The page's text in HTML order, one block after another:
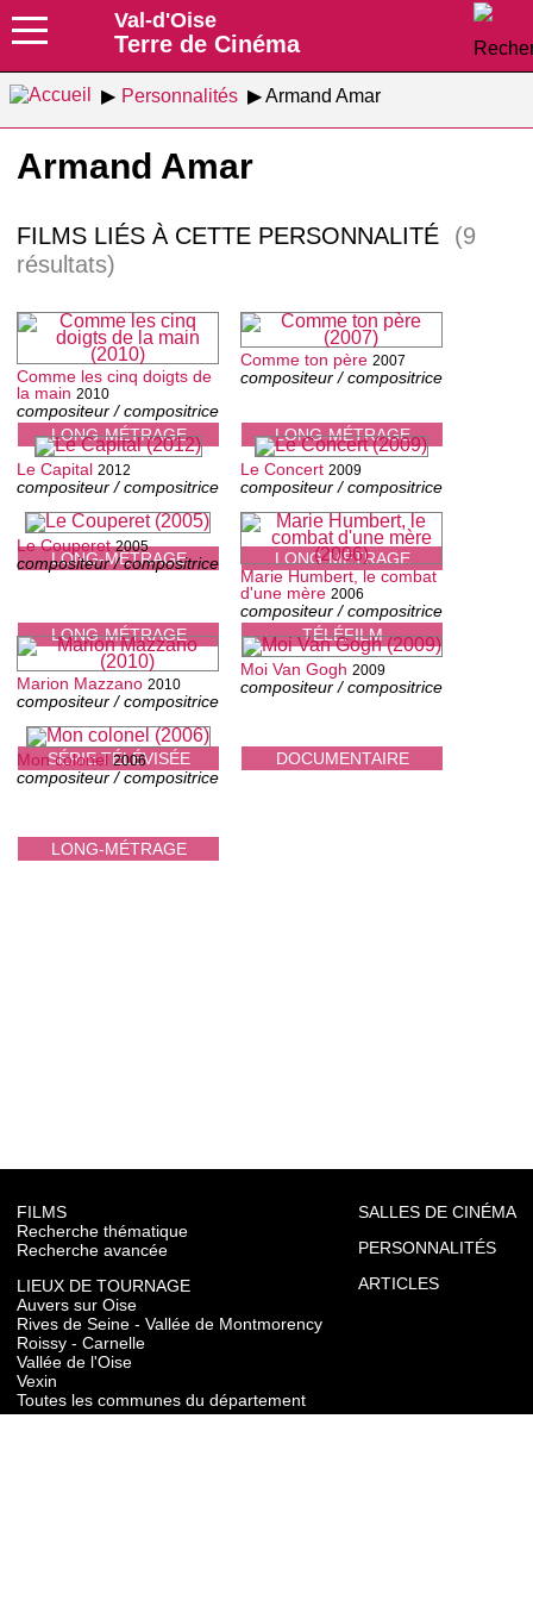
Val-d'Oise
Terre de Cinéma
Personnalités Armand Amar
Armand Amar
FILMS LIÉS À CETTE PERSONNALITÉ
(9
résultats)
LONG-MÉTRAGE
Comme les cinq doigts de
la main 2010
compositeur / compositrice
LONG-MÉTRAGE
Comme ton père 2007
compositeur / compositrice
LONG-MÉTRAGE
Le Capital 2012
compositeur / compositrice
LONG-MÉTRAGE
Le Concert 2009
compositeur / compositrice
LONG-MÉTRAGE
Le Couperet 2005
compositeur / compositrice
TÉLÉFILM
Marie Humbert, le combat
d'une mère 2006
compositeur / compositrice
SÉRIE TÉLÉVISÉE
Marion Mazzano 2010
compositeur / compositrice
DOCUMENTAIRE
Moi Van Gogh 2009
compositeur / compositrice
LONG-MÉTRAGE
Mon colonel 2006
compositeur / compositrice
FILMS
Recherche thématique
Recherche avancée
LIEUX DE TOURNAGE
Auvers sur Oise
Rives de Seine - Vallée de Montmorency
Roissy - Carnelle
Vallée de l'Oise
Vexin
Toutes les communes du département
SALLES DE CINÉMA
PERSONNALITÉS
ARTICLES